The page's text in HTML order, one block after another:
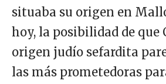
situaba su origen en
hoy, la posibilidad de que
origen judío sefardita
las más prometedoras